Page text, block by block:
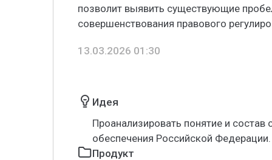
позволит выявить существующие
совершенствования правового
13.03.2026 01:30
Идея
Проанализировать понятие и состав
обеспечения Российской Федерации.
Продукт